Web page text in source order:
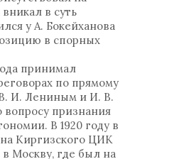
в суть
у А. Бокейханова
в спорных
принимал
по прямому
И. Лениным и И. В.
признания
В 1920 году в
Киргизского ЦИК
Москву, где был на